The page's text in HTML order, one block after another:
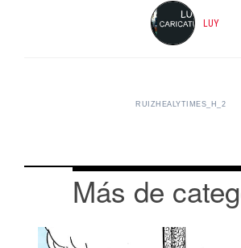
LUY
RUIZHEALYTIMES_H_2
Más de